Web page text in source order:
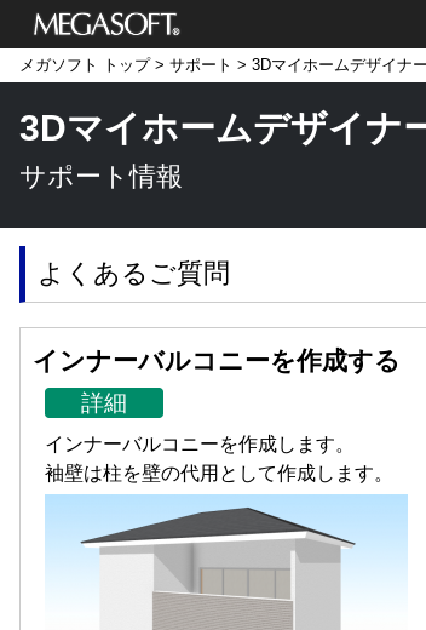
メガソフト株式
会社
メガソフト トップ> サポート > 3Dマイホームデザイナ
3Dマイホームデザイナ
サポート情報
よくあるご質問
インナーバルコニーを作成する
詳細
インナーバルコニーを作成します。
袖壁は柱を壁の代用として作成します。